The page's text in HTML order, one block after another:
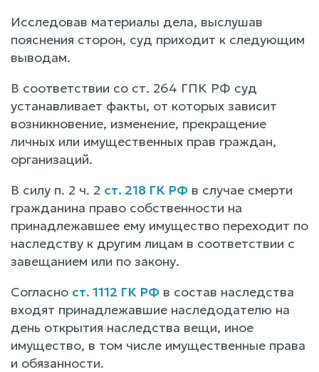
Исследовав материалы дела, выслушав
пояснения сторон, суд приходит к следующим
выводам.
В соответствии со ст. 264 ГПК РФ суд
устанавливает факты, от которых зависит
возникновение, изменение, прекращение
личных или имущественных прав граждан,
организаций.
В силу п. 2 ч. 2 ст. 218 ГК РФ в случае смерти
гражданина право собственности на
принадлежавшее ему имущество переходит по
наследству к другим лицам в соответствии с
завещанием или по закону.
Согласно ст. 1112 ГК РФ в состав наследства
входят принадлежавшие наследодателю на
день открытия наследства вещи, иное
имущество, в том числе имущественные права
и обязанности.